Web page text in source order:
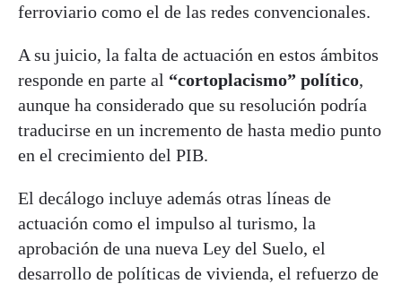
ferroviario como el de las redes convencionales.
A su juicio, la falta de actuación en estos ámbitos
responde en parte al “cortoplacismo” político,
aunque ha considerado que su resolución podría
traducirse en un incremento de hasta medio punto
en el crecimiento del PIB.
El decálogo incluye además otras líneas de
actuación como el impulso al turismo, la
aprobación de una nueva Ley del Suelo, el
desarrollo de políticas de vivienda, el refuerzo de